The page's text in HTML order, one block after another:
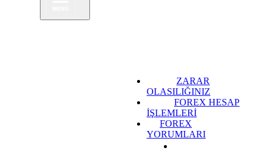
ZARAR
OLASILIĞINIZ
FOREX HESAP
İŞLEMLERİ
FOREX
YORUMLARI